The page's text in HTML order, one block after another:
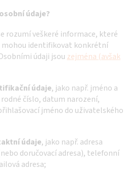
údaje?
rozumí veškeré informace, které
identifikovat konkrétní
údaji jsou zejména (avšak
údaje, jako např. jméno a
číslo, datum narození,
jméno do uživatelského
údaje, jako např. adresa
doručovací adresa), telefonní
adresa;